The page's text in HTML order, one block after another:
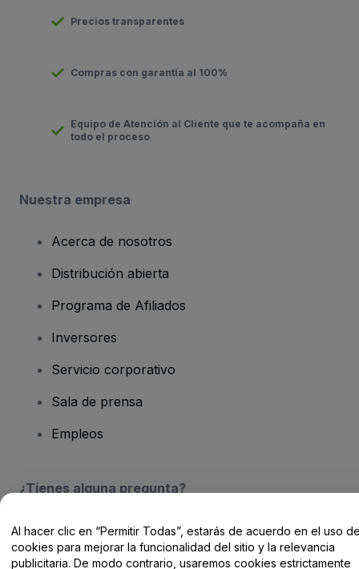
Precios transparentes
Compras con garantía al 100%
Equipo de Atención al Cliente que te acompaña en
todo el proceso
Nuestra empresa
Acerca de nosotros
Distribución abierta
Programa de Afiliados
Inversores
Servicio corporativo
Sala de prensa
Empleos
¿Tienes alguna pregunta?
Centro de Ayuda / Contacto
Al hacer clic en “Permitir Todas”, estarás de acuerdo en el uso
cookies para mejorar la funcionalidad del sitio y la relevancia
publicitaria. De modo contrario, usaremos cookies estrictamente